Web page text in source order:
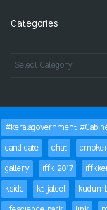
Categories
#keralagovernment
candidate
chat
gallery
iffk 2017
ksidc
kt jaleel